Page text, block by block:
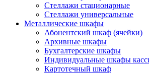
Стеллажи стационарные
Стеллажи универсальные
Металлические шкафы
Абонентский шкаф (ячейки)
Архивные шкафы
Бухгалтерские шкафы
Индивидуальные шкафы
Картотечный шкаф